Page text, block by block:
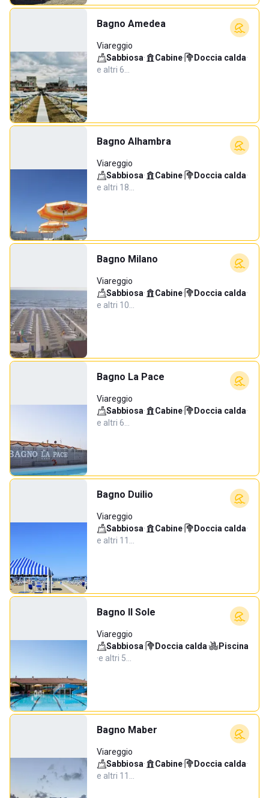
Bagno Amedea
Viareggio
Sabbiosa· Cabine· Doccia calda·
e altri 6…
Bagno Alhambra
Viareggio
Sabbiosa· Cabine· Doccia calda·
e altri 18…
Bagno Milano
Viareggio
Sabbiosa· Cabine· Doccia calda·
e altri 10…
Bagno La Pace
Viareggio
Sabbiosa· Cabine· Doccia calda·
e altri 6…
Bagno Duilio
Viareggio
Sabbiosa· Cabine· Doccia calda·
e altri 11…
Bagno Il Sole
Viareggio
Sabbiosa· Doccia calda·
Piscina
·e altri 5…
Bagno Maber
Viareggio
Sabbiosa· Cabine· Doccia calda·
e altri 11…